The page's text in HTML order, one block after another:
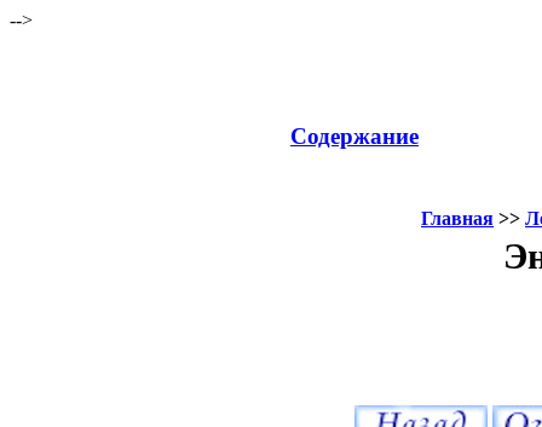
-->
Содержание
Главная >>